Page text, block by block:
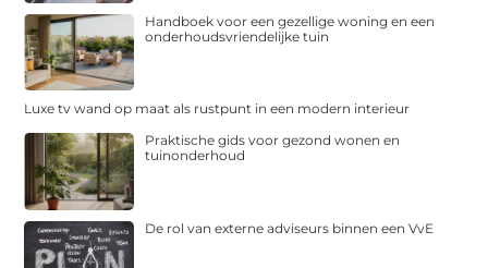
Handboek voor een gezellige woning en een
onderhoudsvriendelijke tuin
Luxe tv wand op maat als rustpunt in een modern interieur
Praktische gids voor gezond wonen en
tuinonderhoud
De rol van externe adviseurs binnen een VvE